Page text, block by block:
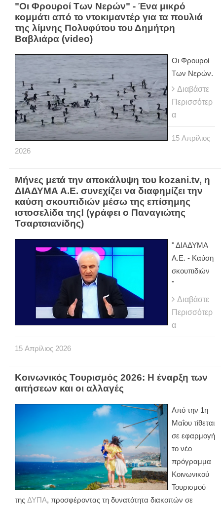
"Οι Φρουροί Των Νερών" - Ένα μικρό
κομμάτι από το ντοκιμαντέρ για τα πουλιά
της λίμνης Πολυφύτου του Δημήτρη
Βαβλιάρα (video)
Οι Φρουροί
Των Νερών.
Διαβάστε
Περισσότερ
α
15 Απρίλιος
2026
Μήνες μετά την αποκάλυψη του kozani.tv, η
ΔΙΑΔΥΜΑ Α.Ε. συνεχίζει να διαφημίζει την
καύση σκουπιδιών μέσω της επίσημης
ιστοσελίδα της! (γράφει ο Παναγιώτης
Τσαρτσιανίδης)
" ΔΙΑΔΥΜΑ
Α.Ε. - Καύση
σκουπιδιών
"
Διαβάστε
Περισσότερ
α
15 Απρίλιος 2026
Κοινωνικός Τουρισμός 2026: Η έναρξη των
αιτήσεων και οι αλλαγές
Από την 1η
Μαΐου τίθεται
σε εφαρμογή
το νέο
πρόγραμμα
Κοινωνικού
Τουρισμού
της ΔΥΠΑ, προσφέροντας τη δυνατότητα διακοπών σε